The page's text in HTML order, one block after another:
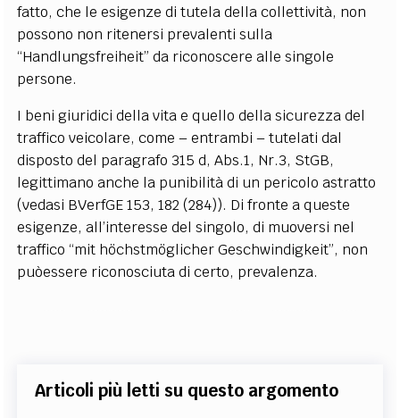
fatto, che le esigenze di tutela della collettività, non
possono non ritenersi prevalenti sulla
“Handlungsfreiheit” da riconoscere alle singole
persone.
I beni giuridici della vita e quello della sicurezza del
traffico veicolare, come – entrambi – tutelati dal
disposto del paragrafo 315 d, Abs.1, Nr.3, StGB,
legittimano anche la punibilità di un pericolo astratto
(vedasi BVerfGE 153, 182 (284)). Di fronte a queste
esigenze, all’interesse del singolo, di muoversi nel
traffico “mit höchstmöglicher Geschwindigkeit”, non
puòessere riconosciuta di certo, prevalenza.
Articoli più letti su questo argomento